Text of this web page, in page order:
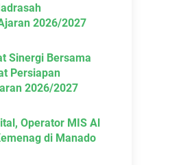
2026/2027
Sinergi Bersama
Persiapan
2026/2027
Operator MIS Al
di Manado